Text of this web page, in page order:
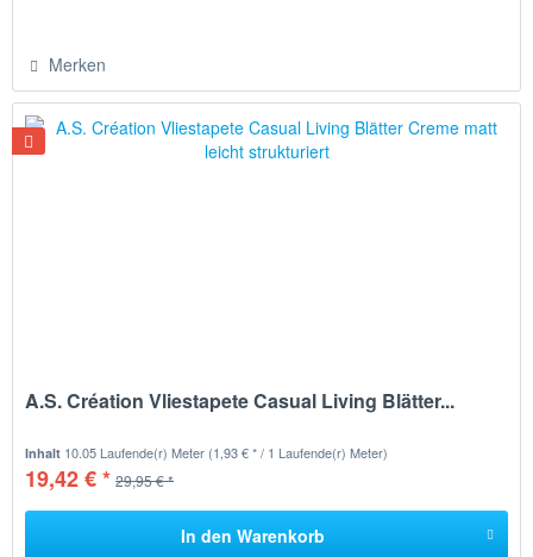
Merken
A.S. Création Vliestapete Casual Living Blätter...
Inhalt 10.05 Laufende(r) Meter (1,93 € * / 1 Laufende(r) Meter)
19,42 € * 29,95 € *
In den Warenkorb